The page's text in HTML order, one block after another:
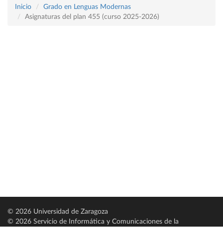
Inicio
Grado en Lenguas Modernas
Asignaturas del plan 455 (curso 2025-2026)
© 2026 Universidad de Zaragoza
© 2026 Servicio de Informática y Comunicaciones de la